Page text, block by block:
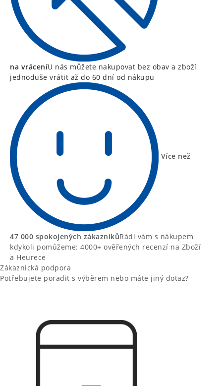
na vráceníU nás můžete nakupovat bez obav a zboží
jednoduše vrátit až do 60 dní od nákupu
Více než
47 000 spokojených zákazníkůRádi vám s nákupem
kdykoli pomůžeme: 4000+ ověřených recenzí na Zboží
a Heurece
Zákaznická podpora
Potřebujete poradit s výběrem nebo máte jiný dotaz?